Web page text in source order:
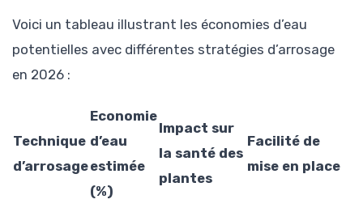
Voici un tableau illustrant les économies d’eau
potentielles avec différentes stratégies d’arrosage
en 2026 :
Technique
d’arrosage
Economie
d’eau
estimée
(%)
Impact sur
la santé des
plantes
Facilité de
mise en place